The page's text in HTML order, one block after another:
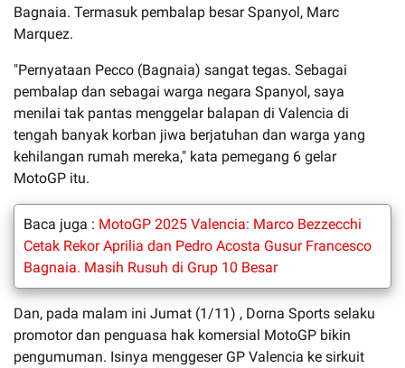
Bagnaia. Termasuk pembalap besar Spanyol, Marc
Marquez.
"Pernyataan Pecco (Bagnaia) sangat tegas. Sebagai
pembalap dan sebagai warga negara Spanyol, saya
menilai tak pantas menggelar balapan di Valencia di
tengah banyak korban jiwa berjatuhan dan warga yang
kehilangan rumah mereka," kata pemegang 6 gelar
MotoGP itu.
Baca juga : MotoGP 2025 Valencia: Marco Bezzecchi
Cetak Rekor Aprilia dan Pedro Acosta Gusur Francesco
Bagnaia. Masih Rusuh di Grup 10 Besar
Dan, pada malam ini Jumat (1/11) , Dorna Sports selaku
promotor dan penguasa hak komersial MotoGP bikin
pengumuman. Isinya menggeser GP Valencia ke sirkuit